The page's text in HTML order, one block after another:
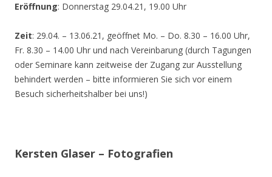
Eröffnung: Donnerstag 29.04.21, 19.00 Uhr
Zeit: 29.04. – 13.06.21, geöffnet Mo. – Do. 8.30 – 16.00 Uhr,
Fr. 8.30 – 14.00 Uhr und nach Vereinbarung (durch Tagungen
oder Seminare kann zeitweise der Zugang zur Ausstellung
behindert werden – bitte informieren Sie sich vor einem
Besuch sicherheitshalber bei uns!)
Kersten Glaser – Fotografien